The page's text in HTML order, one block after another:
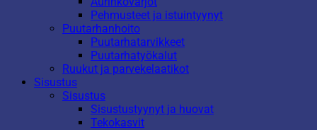
Pehmusteet ja istuintyynyt
Puutarhanhoito
Puutarhatarvikkeet
Puutarhatyökalut
Ruukut ja parvekelaatikot
Sisustus
Sisustus
Sisustustyynyt ja huovat
Tekokasvit